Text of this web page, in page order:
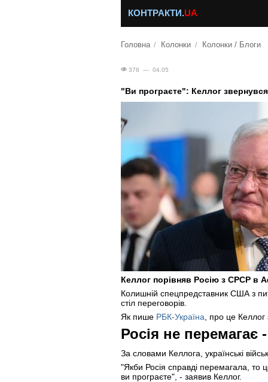
КОНТРАКТИ.UA
Головна Колонки Колонки / Блоги
378 — 04.05
"Ви програєте": Келлог
Келлог порівняв Росію з СРСР в
Колишній спецпредставник США з
стіл переговорів.
Як пише РБК-Україна , про це
Росія не перемагає
За словами Келлога, українські
"Якби Росія справді перемагала, то
ви програєте", - заявив Келлог.